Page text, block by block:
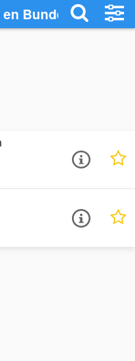
Bunde -